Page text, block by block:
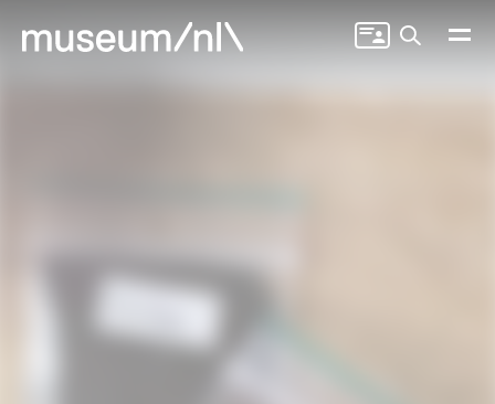
Zoeken